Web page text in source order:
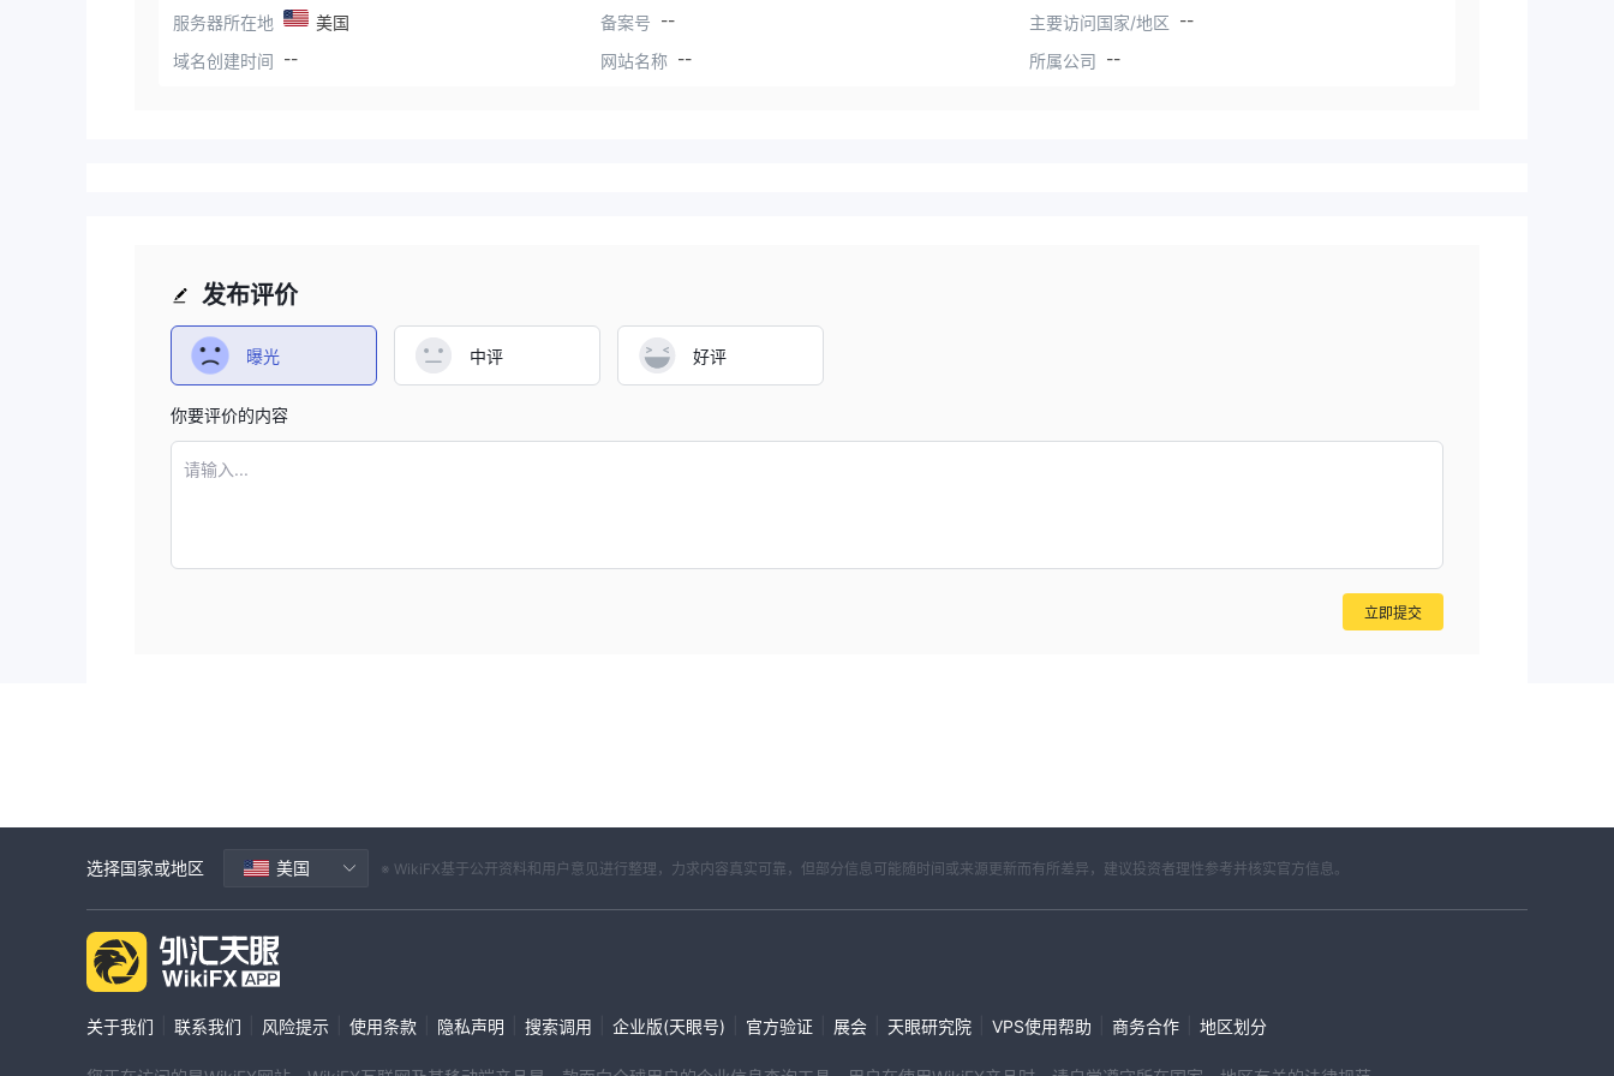
服务器所在地 美国 备案号 -- 主要访问国家/地区 --
域名创建时间 -- 网站名称 -- 所属公司 --
发布评价
曝光 中评 好评
你要评价的内容
请输入...
立即提交
选择国家或地区 美国 ※ WikiFX基于公开资料和用户意见进行整理，力求内容真实可靠，但部分信息可能随时间或来源更新而有所差异，建议投资者理性参考并核实官方信息。
关于我们 联系我们 风险提示 使用条款 隐私声明 搜索调用 企业版(天眼号) 官方验证 展会 天眼研究院 VPS使用帮助 商务合作 地区划分